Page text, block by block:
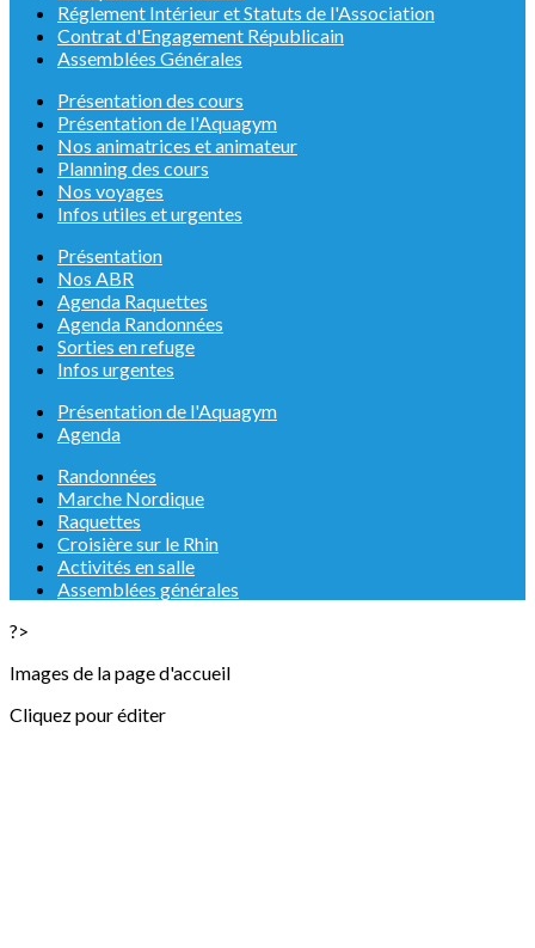
Réglement Intérieur et Statuts de l'Association
Contrat d'Engagement Républicain
Assemblées Générales
Présentation des cours
Présentation de l'Aquagym
Nos animatrices et animateur
Planning des cours
Nos voyages
Infos utiles et urgentes
Présentation
Nos ABR
Agenda Raquettes
Agenda Randonnées
Sorties en refuge
Infos urgentes
Présentation de l'Aquagym
Agenda
Randonnées
Marche Nordique
Raquettes
Croisière sur le Rhin
Activités en salle
Assemblées générales
?>
Images de la page d'accueil
Cliquez pour éditer